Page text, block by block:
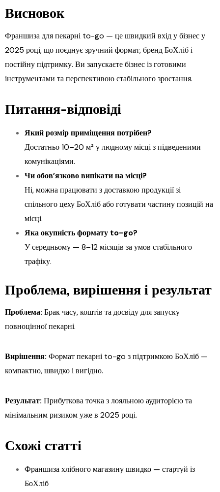
Висновок
Франшиза для пекарні to-go — це швидкий вхід у бізнес у
2025 році, що поєднує зручний формат, бренд БоХліб і
постійну підтримку. Ви запускаєте бізнес із готовими
інструментами та перспективою стабільного зростання.
Питання-відповіді
Який розмір приміщення потрібен?
Достатньо 10–20 м² у людному місці з підведеними
комунікаціями.
Чи обов’язково випікати на місці?
Ні, можна працювати з доставкою продукції зі
спільного цеху БоХліб або готувати частину позицій на
місці.
Яка окупність формату to-go?
У середньому — 8–12 місяців за умов стабільного
трафіку.
Проблема, вирішення і результат
Проблема: Брак часу, коштів та досвіду для запуску
повноцінної пекарні.
Вирішення: Формат пекарні to-go з підтримкою БоХліб —
компактно, швидко і вигідно.
Результат: Прибуткова точка з лояльною аудиторією та
мінімальним ризиком уже в 2025 році.
Схожі статті
Франшиза хлібного магазину швидко — стартуй із
БоХліб